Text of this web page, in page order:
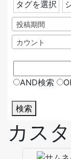
タグを選択
投稿期間
カウント
AND検索
検索
カス